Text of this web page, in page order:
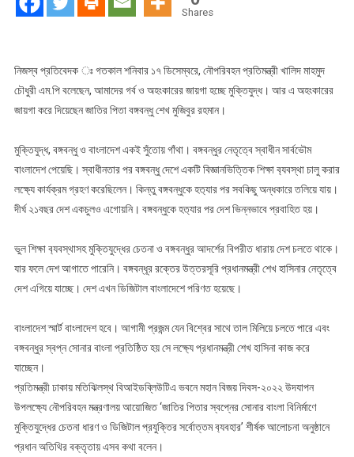
Shares
নিজস্ব প্রতিবেদক ঃ গতকাল শনিবার ১৭ ডিসেম্বরে, নৌপরিবহন প্রতিমন্ত্রী খালিদ মাহমুদ
চৌধুরী এম.পি বলেছেন, আমাদের গর্ব ও অহংকারের জায়গা হচ্ছে মুক্তিযুদ্ধ। আর এ অহংকারের
জায়গা করে দিয়েছেন জাতির পিতা বঙ্গবন্ধু শেখ মুজিবুর রহমান।
মুক্তিযুদ্ধ, বঙ্গবন্ধু ও বাংলাদেশ একই সুঁতোয় গাঁথা। বঙ্গবন্ধুর নেতৃত্বে স্বাধীন সার্বভৌম
বাংলাদেশ পেয়েছি। স্বাধীনতার পর বঙ্গবন্ধু দেশে একটি বিজ্ঞানভিত্তিক শিক্ষা ব‍্যবস্থা চালু করার
লক্ষ‍্যে কার্যক্রম গ্রহণ করেছিলেন। কিন্তু বঙ্গবন্ধুকে হত‍্যার পর সবকিছু অন্ধকারে তলিয়ে যায়।
দীর্ঘ ২১বছর দেশ একচুলও এগোয়নি। বঙ্গবন্ধুকে হত‍্যার পর দেশ ভিন্নভাবে প্রবাহিত হয়।
ভুল শিক্ষা ব‍্যবস্থাসহ মুক্তিযুদ্ধের চেতনা ও বঙ্গবন্ধুর আদর্শের বিপরীত ধারায় দেশ চলতে থাকে।
যার ফলে দেশ আগাতে পারেনি। বঙ্গবন্ধূর রক্তের উত্তরসূরি প্রধানমন্ত্রী শেখ হাসিনার নেতৃত্বে
দেশ এগিয়ে যাচ্ছে। দেশ এখন ডিজিটাল বাংলাদেশে পরিণত হয়েছে।
বাংলাদেশ স্মার্ট বাংলাদেশ হবে। আগামী প্রজন্ম যেন বিশ্বের সাথে তাল মিলিয়ে চলতে পারে এবং
বঙ্গবন্ধুর স্বপ্ন সোনার বাংলা প্রতিষ্ঠিত হয় সে লক্ষ‍্যে প্রধানমন্ত্রী শেখ হাসিনা কাজ করে
যাচ্ছেন।
প্রতিমন্ত্রী ঢাকায় মতিঝিলস্থ বিআইডব্লিউটিএ ভবনে মহান বিজয় দিবস-২০২২ উদযাপন
উপলক্ষ্যে নৌপরিবহন মন্ত্রণালয় আয়োজিত ‘জাতির পিতার স্বপ্নের সোনার বাংলা বিনির্মাণে
মুক্তিযুদ্ধের চেতনা ধারণ ও ডিজিটাল প্রযুক্তির সর্বোত্তম ব‍্যবহার’ শীর্ষক আলোচনা অনুষ্ঠানে
প্রধান অতিথির বক্তৃতায় এসব কথা বলেন।